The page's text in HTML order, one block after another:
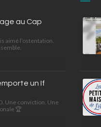
au Cap
aimé l’ostentation.
un If
Une conviction. Une
🏆